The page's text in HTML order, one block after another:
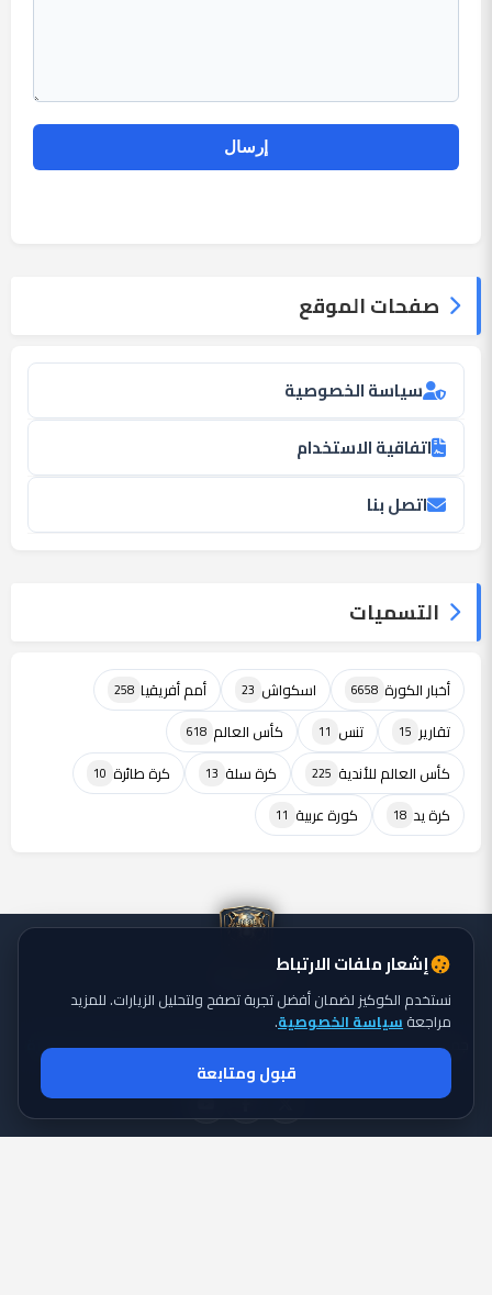
صفحات الموقع
سياسة الخصوصية
اتفاقية الاستخدام
اتصل بنا
التسميات
أخبار الكورة 6658 اسكواش 23 أمم أفريقيا 258
تقارير 15 تنس 11 كأس العالم 618
كأس العالم للأندية 225 كرة سلة 13 كرة طائرة 10
كرة يد 18 كورة عربية 11
جميع الحقوق محفوظة ©تايجر الكورة: موقع يقدم أحدث أخبار الكورة
2026
إشعار ملفات الارتباط
نستخدم الكوكيز لضمان أفضل تجربة تصفح ولتحليل الزيارات. للمزيد
مراجعةسياسة الخصوصية.
قبول ومتابعة